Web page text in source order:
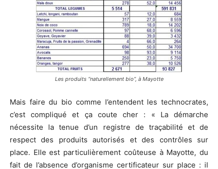
Les produits “naturellement bio”, à Mayotte
Mais faire du bio comme l’entendent les technocrates,
c’est compliqué et ça coute cher : « La démarche
nécessite la tenue d’un registre de traçabilité et de
respect des produits autorisés et des contrôles sur
place. Elle est particulièrement coûteuse à Mayotte, du
fait de l’absence d’organisme certificateur sur place : il